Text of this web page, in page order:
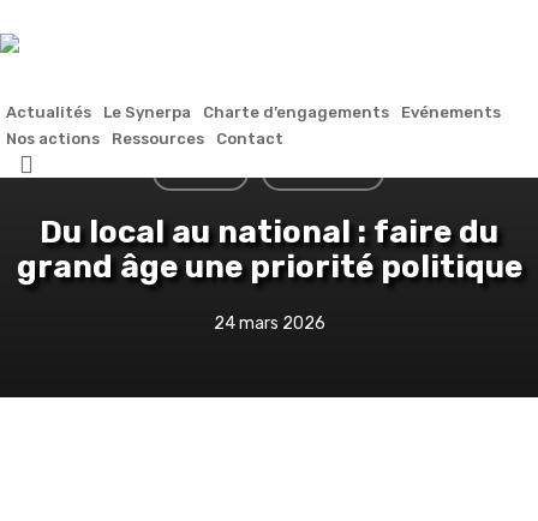
to
Actualités Le Synerpa Charte d’engagements
Evénements
Nos actions
Ressources Contact
Du local au national : faire du
grand âge une priorité politique
24 mars 2026